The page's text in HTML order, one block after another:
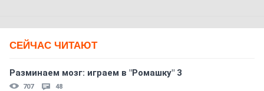
СЕЙЧАС ЧИТАЮТ
Разминаем мозг: играем в "Ромашку" 3
707 48